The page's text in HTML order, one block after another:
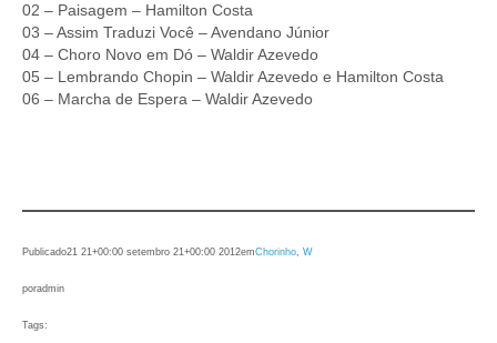
02 – Paisagem – Hamilton Costa
03 – Assim Traduzi Você – Avendano Júnior
04 – Choro Novo em Dó – Waldir Azevedo
05 – Lembrando Chopin – Waldir Azevedo e Hamilton Costa
06 – Marcha de Espera – Waldir Azevedo
Publicado21 21+00:00 setembro 21+00:00 2012emChorinho W
poradmin
Tags: